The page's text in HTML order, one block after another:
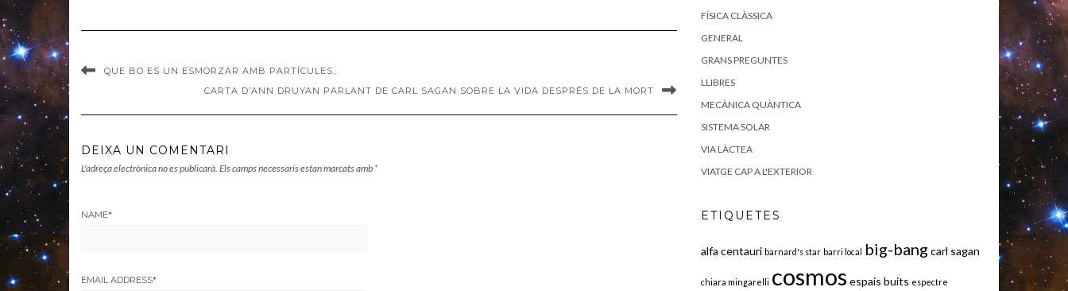
QUE BO ES UN ESMORZAR AMB PARTÍCULES…
CARTA D’ANN DRUYAN PARLANT DE CARL SAGAN SOBRE LA VIDA DESPRÉS DE LA MORT
DEIXA UN COMENTARI
L'adreça electrònica no es publicarà. Els camps necessaris estan marcats amb *
NAME*
EMAIL ADDRESS*
FÍSICA CLÀSSICA
GENERAL
GRANS PREGUNTES
LLIBRES
MECÀNICA QUÀNTICA
SISTEMA SOLAR
VIA LÀCTEA
VIATGE CAP A L'EXTERIOR
ETIQUETES
alfa centauri barnard's star barri local big-bang carl sagan
chiara mingarelli cosmos espais buits espectre